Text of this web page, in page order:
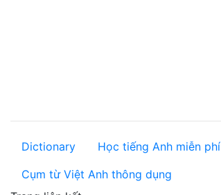
Dictionary Học tiếng Anh miễn phí
Cụm từ Việt Anh thông dụng